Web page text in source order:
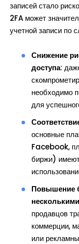
записей стало
2FA может
учетной записи по
Снижение
доступа:
необходимо
для
основные
Facebook,
биржи)
Повышение
продавцов
коммерции,
или